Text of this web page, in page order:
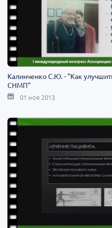
Калинченко С.Ю. - "Как
СНМП"
01 ноя 2013